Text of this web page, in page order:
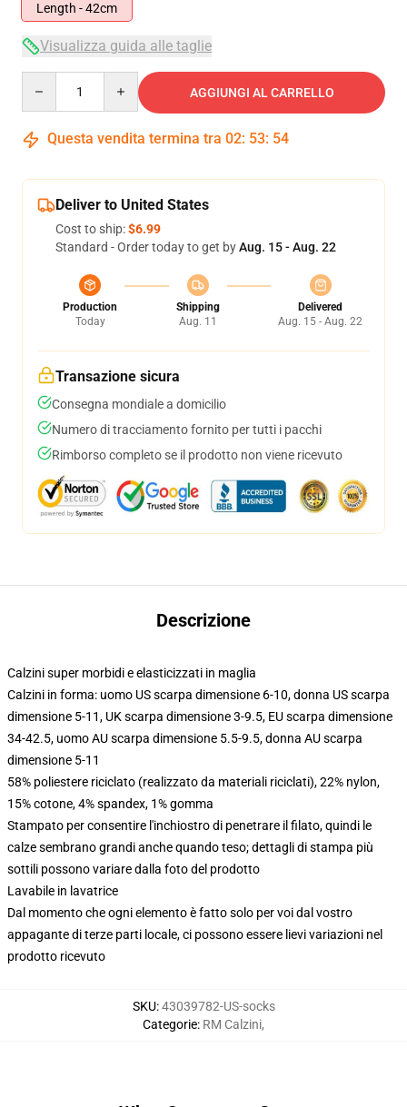
Length - 42cm
Visualizza guida alle taglie
AGGIUNGI AL CARRELLO
Questa vendita termina tra 02: 53: 53
Deliver to United States
Cost to ship:$6.99
Standard - Order today to get byAug. 15 - Aug. 22
Production
Today
Shipping
Aug. 11
Delivered
Aug. 15 - Aug. 22
Transazione sicura
Consegna mondiale a domicilio
Numero di tracciamento fornito per tutti i pacchi
Rimborso completo se il prodotto non viene ricevuto
Descrizione
Calzini super morbidi e elasticizzati in maglia
Calzini in forma: uomo US scarpa dimensione 6-10, donna US scarpa
dimensione 5-11, UK scarpa dimensione 3-9.5, EU scarpa dimensione
34-42.5, uomo AU scarpa dimensione 5.5-9.5, donna AU scarpa
dimensione 5-11
58% poliestere riciclato (realizzato da materiali riciclati), 22% nylon,
15% cotone, 4% spandex, 1% gomma
Stampato per consentire l'inchiostro di penetrare il filato, quindi le
calze sembrano grandi anche quando teso; dettagli di stampa più
sottili possono variare dalla foto del prodotto
Lavabile in lavatrice
Dal momento che ogni elemento è fatto solo per voi dal vostro
appagante di terze parti locale, ci possono essere lievi variazioni nel
prodotto ricevuto
SKU:43039782-US-socks
Categorie: RM Calzini,